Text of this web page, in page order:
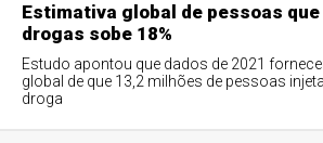
Estimativa global de pessoas
drogas sobe 18%
Estudo apontou que dados de 2021
global de que 13,2 milhões de pessoas
droga